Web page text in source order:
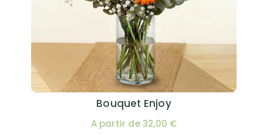
Bouquet Enjoy
A partir de 32,00 €